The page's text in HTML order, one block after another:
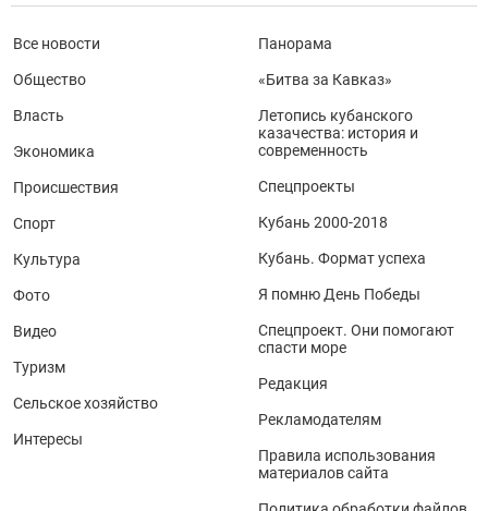
Все новости
Общество
Власть
Экономика
Происшествия
Спорт
Культура
Фото
Видео
Туризм
Сельское хозяйство
Интересы
Панорама
«Битва за Кавказ»
Летопись кубанского
казачества: история и
современность
Спецпроекты
Кубань 2000-2018
Кубань. Формат успеха
Я помню День Победы
Спецпроект. Они помогают
спасти море
Редакция
Рекламодателям
Правила использования
материалов сайта